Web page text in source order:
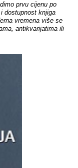
prvu cijenu po
dostupnost knjiga
vremena više se
antikvarijatima ili